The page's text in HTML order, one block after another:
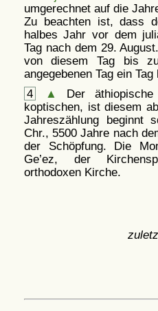
umgerechnet auf die
Zu beachten ist, dass
halbes Jahr vor dem
Tag nach dem 29.
von diesem Tag bis
angegebenen Tag ein
4
▲
Der
koptischen, ist diesem
Jahreszählung beginnt
Chr., 5500 Jahre nach
der Schöpfung. Die
Ge’ez, der
orthodoxen Kirche.